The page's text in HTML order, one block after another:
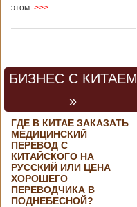
этом >>>
БИЗНЕС С КИТАЕМ
»
ГДЕ В КИТАЕ ЗАКАЗАТЬ
МЕДИЦИНСКИЙ
ПЕРЕВОД С
КИТАЙСКОГО НА
РУССКИЙ ИЛИ ЦЕНА
ХОРОШЕГО
ПЕРЕВОДЧИКА В
ПОДНЕБЕСНОЙ?